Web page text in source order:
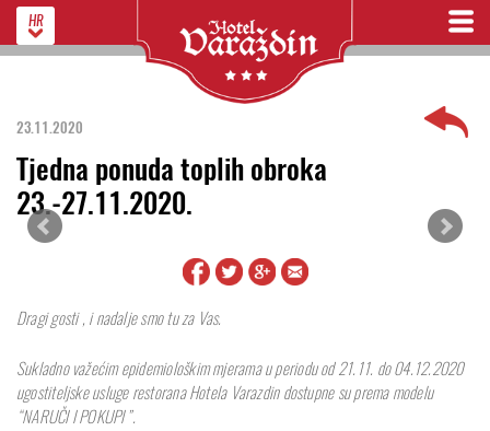
HR
23.11.2020
Tjedna ponuda toplih obroka
23.-27.11.2020.
Dragi gosti , i nadalje smo tu za Vas.
Sukladno važećim epidemiološkim mjerama u periodu od 21.11. do 04.12.2020
ugostiteljske usluge restorana Hotela Varazdin dostupne su prema modelu
“NARUČI I POKUPI”.